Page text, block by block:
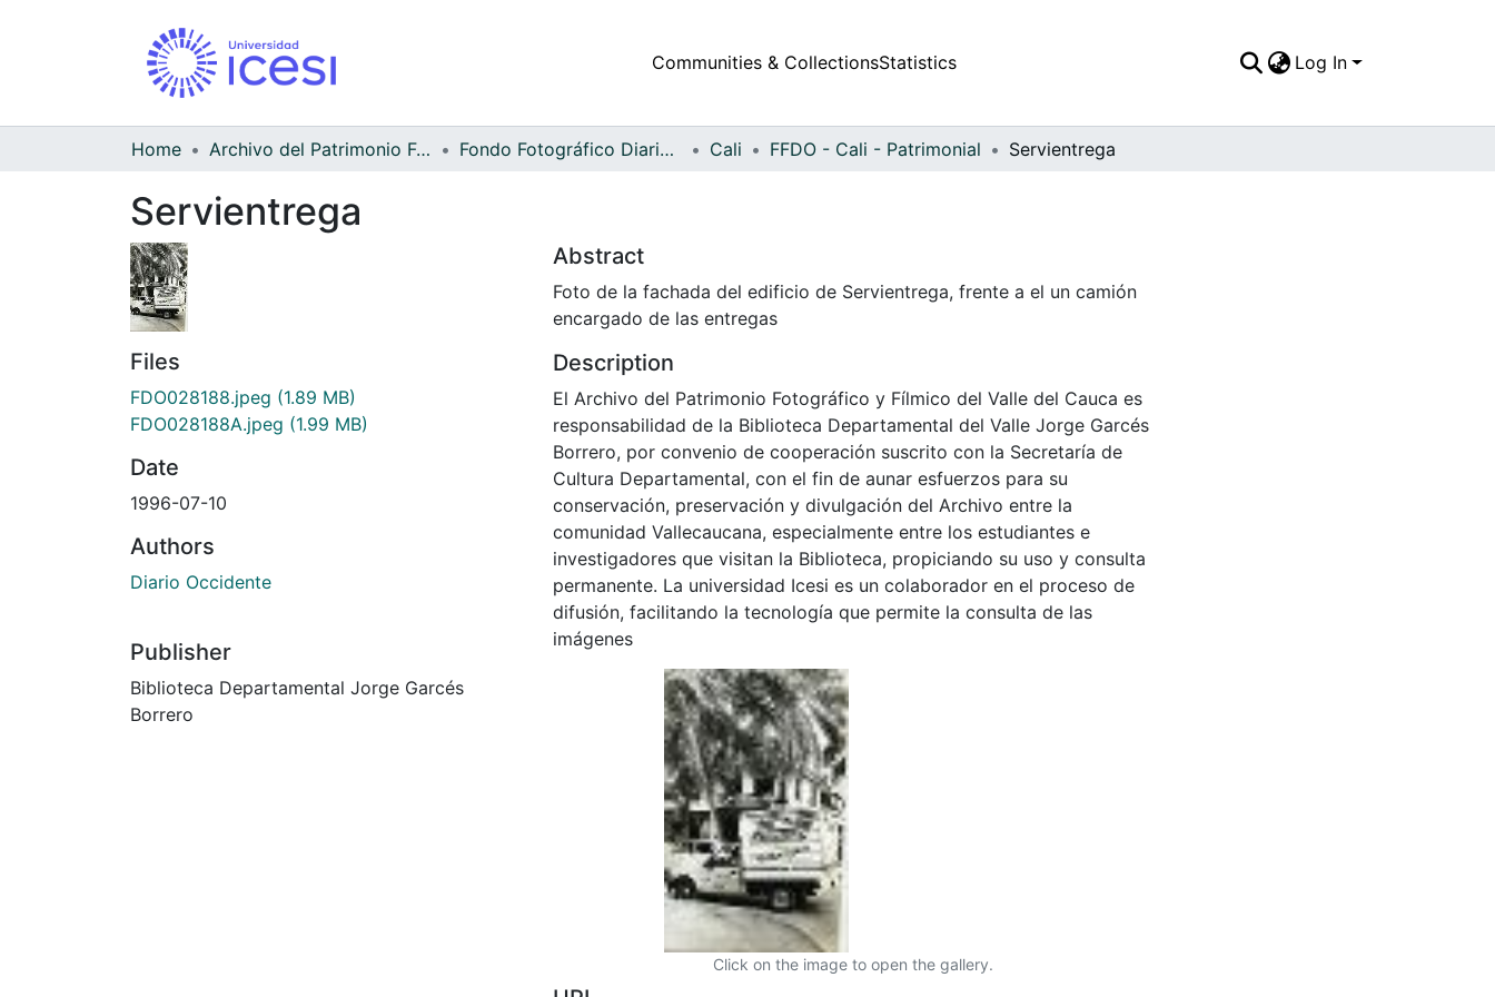
Communities & CollectionsStatistics Log In
Home Archivo del Patrimonio Fotográfico y Fílmico del Valle del Cauca Fondo Fotográfico Diario Occidente Cali FFDO - Cali - Patrimonial Servientrega
Servientrega
Files
FDO028188.jpeg (1.89 MB)
FDO028188A.jpeg (1.99 MB)
Date
1996-07-10
Authors
Diario Occidente
Publisher
Biblioteca Departamental Jorge Garcés
Borrero
Abstract
Foto de la fachada del edificio de Servientrega, frente a el un camión
encargado de las entregas
Description
El Archivo del Patrimonio Fotográfico y Fílmico del Valle del Cauca es
responsabilidad de la Biblioteca Departamental del Valle Jorge Garcés
Borrero, por convenio de cooperación suscrito con la Secretaría de
Cultura Departamental, con el fin de aunar esfuerzos para su
conservación, preservación y divulgación del Archivo entre la
comunidad Vallecaucana, especialmente entre los estudiantes e
investigadores que visitan la Biblioteca, propiciando su uso y consulta
permanente. La universidad Icesi es un colaborador en el proceso de
difusión, facilitando la tecnología que permite la consulta de las
imágenes
Click on the image to open the gallery.